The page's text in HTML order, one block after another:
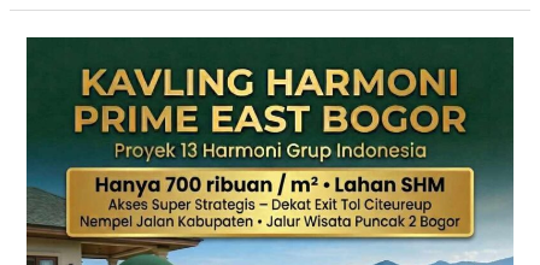
HARMONI
BOGOR
|
SHM
Pecah